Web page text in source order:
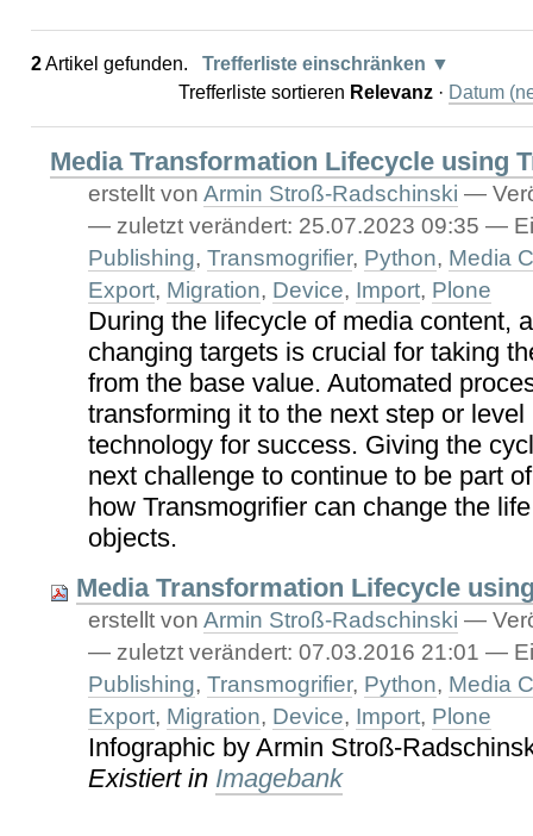
2Artikel gefunden.
Trefferliste einschränken
Trefferliste sortieren Relevanz · Datum
Media Transformation Lifecycle using
erstellt vonArmin Stroß-Radschinski —
— zuletzt verändert: 25.07.2023 09:35—
Publishing,Transmogrifier, Python, Media
Export, Migration, Device, Import, Plone
During the lifecycle of media content,
changing targets is crucial for taking
from the base value. Automated
transforming it to the next step or level
technology for success. Giving the
next challenge to continue to be part
how Transmogrifier can change the
objects.
Media Transformation Lifecycle
erstellt vonArmin Stroß-Radschinski —
— zuletzt verändert: 07.03.2016 21:01—
Publishing,Transmogrifier, Python, Media
Export, Migration, Device, Import, Plone
Infographic by Armin Stroß-
Existiert in Imagebank